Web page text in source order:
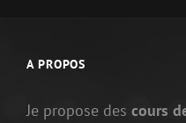
A PROPOS
Je propose des cours